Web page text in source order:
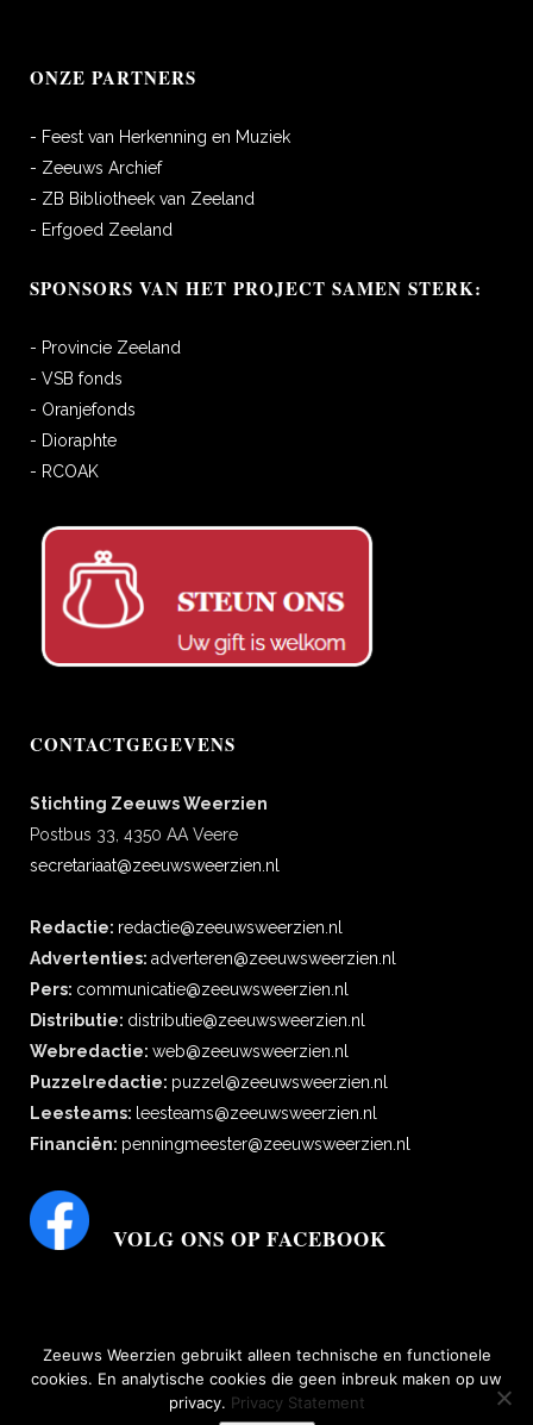
ONZE PARTNERS
- Feest van Herkenning en Muziek
- Zeeuws Archief
- ZB Bibliotheek van Zeeland
- Erfgoed Zeeland
SPONSORS VAN HET PROJECT SAMEN STERK:
- Provincie Zeeland
- VSB fonds
- Oranjefonds
- Dioraphte
- RCOAK
CONTACTGEGEVENS
Stichting Zeeuws Weerzien
Postbus 33, 4350 AA Veere
secretariaat@zeeuwsweerzien.nl
Redactie: redactie@zeeuwsweerzien.nl
Advertenties: adverteren@zeeuwsweerzien.nl
Pers: communicatie@zeeuwsweerzien.nl
Distributie: distributie@zeeuwsweerzien.nl
Webredactie: web@zeeuwsweerzien.nl
Puzzelredactie: puzzel@zeeuwsweerzien.nl
Leesteams: leesteams@zeeuwsweerzien.nl
Financiën: penningmeester@zeeuwsweerzien.nl
VOLG ONS OP FACEBOOK
bescherming persoonsgegevens|Disclaimer, copyright, aansprakelijkheid,
Zeeuws Weerzien gebruikt alleen technische en functionele
cookies. En analytische cookies die geen inbreuk maken op uw
privacy. Privacy Statement